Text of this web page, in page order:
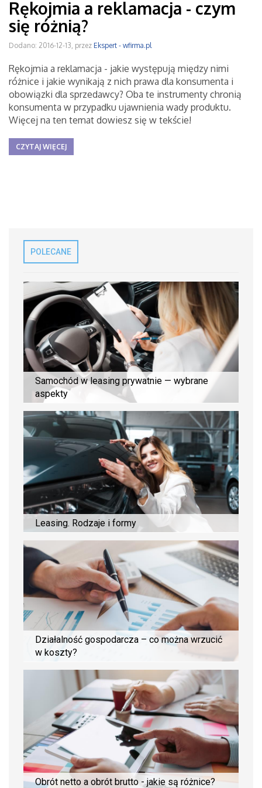
Rękojmia a reklamacja - czym
się różnią?
Dodano: 2016-12-13, przez Ekspert - wfirma.pl
Rękojmia a reklamacja - jakie występują między nimi
różnice i jakie wynikają z nich prawa dla konsumenta i
obowiązki dla sprzedawcy? Oba te instrumenty chronią
konsumenta w przypadku ujawnienia wady produktu.
Więcej na ten temat dowiesz się w tekście!
CZYTAJ WIĘCEJ
POLECANE
Samochód w leasing prywatnie — wybrane
aspekty
Leasing. Rodzaje i formy
Działalność gospodarcza – co można wrzucić
w koszty?
Obrót netto a obrót brutto - jakie są różnice?